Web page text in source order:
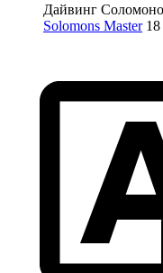
Дайвинг
Solomons Master